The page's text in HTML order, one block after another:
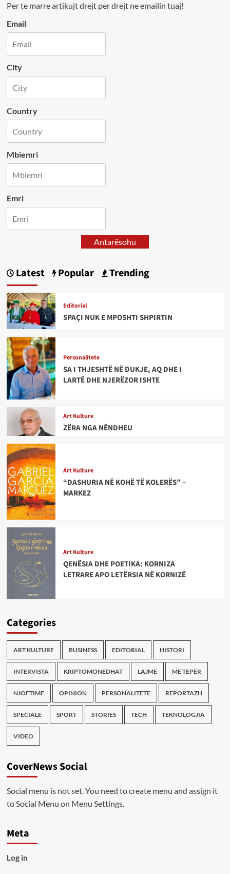
Per te marre artikujt drejt per drejt ne emailin tuaj!
Email
City
Country
Mbiemri
Emri
Antarësohu
Latest Popular Trending
Editorial
SPAÇI NUK E MPOSHTI SHPIRTIN
Personalitete
SA I THJESHTË NË DUKJE, AQ DHE I
LARTË DHE NJERËZOR ISHTE
Art Kulture
ZËRA NGA NËNDHEU
Art Kulture
“DASHURIA NË KOHË TË KOLERËS” –
MARKEZ
Art Kulture
QENËSIA DHE POETIKA: KORNIZA
LETRARE APO LETËRSIA NË KORNIZË
Categories
ART KULTURE BUSINESS EDITORIAL HISTORI
INTERVISTA KRIPTOMONEDHAT LAJME ME TEPER
NJOFTIME OPINION PERSONALITETE REPORTAZH
SPECIALE SPORT STORIES TECH TEKNOLOGJIA
VIDEO
CoverNews Social
Social menu is not set. You need to create menu and assign it
to Social Menu on Menu Settings.
Meta
Log in